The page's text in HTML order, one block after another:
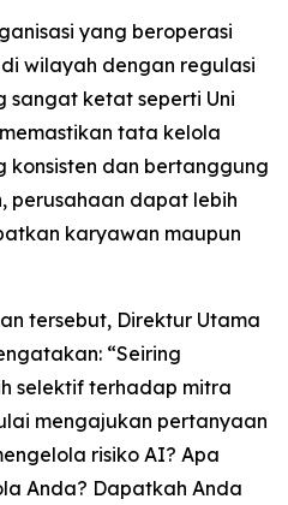
yang beroperasi
wilayah dengan regulasi
sangat ketat seperti Uni
tata kelola
konsisten dan bertanggung
perusahaan dapat lebih
karyawan maupun
tersebut, Direktur Utama
“Seiring
selektif terhadap mitra
mengajukan pertanyaan
risiko AI? Apa
Anda? Dapatkah Anda